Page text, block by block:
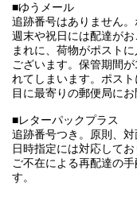
■ゆうメール
追跡番号はありません。
週末や祝日には配達がお
まれに、荷物がポスト
ございます。保管期間
れてしまいます。ポス
目に最寄りの郵便局にお
■レターパックプラス
追跡番号つき。原則、対
日時指定には対応してお
ご不在による再配達の
す。